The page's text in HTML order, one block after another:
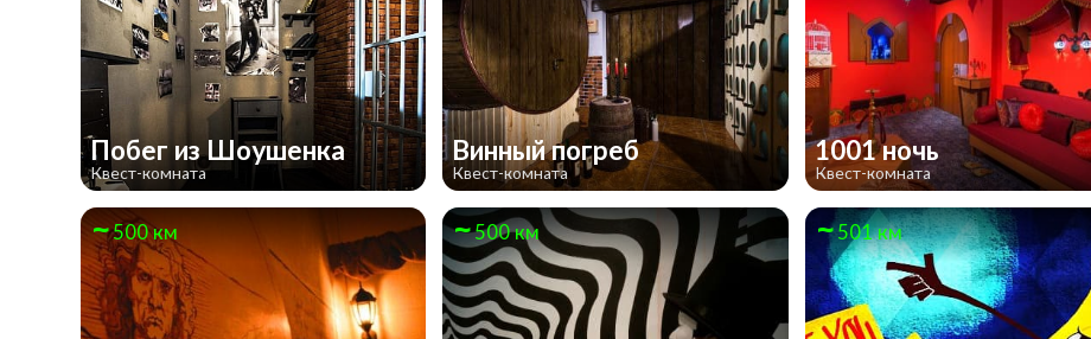
Побег из Шоушенка
Квест-комната
Винный погреб
Квест-комната
1001 ночь
Квест-комната
500 км 500 км 501 км